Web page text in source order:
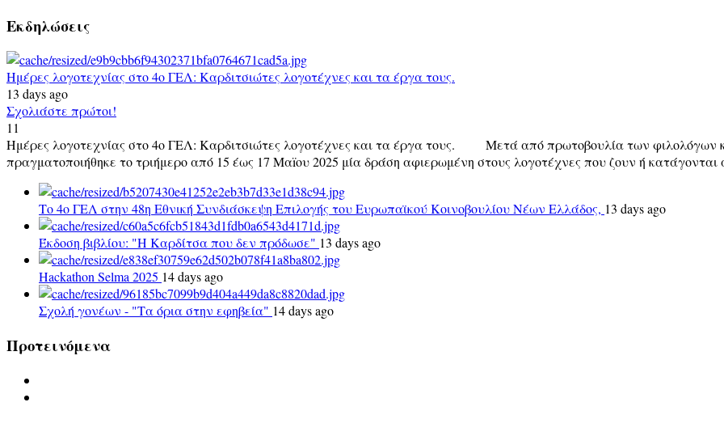
Εκδηλώσεις
Ημέρες λογοτεχνίας στο 4ο ΓΕΛ: Καρδιτσιώτες λογοτέχνες και τα έργα τους.
13 days ago
Σχολιάστε πρώτοι!
11
Ημέρες λογοτεχνίας στο 4ο ΓΕΛ: Καρδιτσιώτες λογοτέχνες και τα έργα τους. Μετά από πρωτοβουλία των φιλολόγων
πραγματοποιήθηκε το τριήμερο από 15 έως 17 Μαïου 2025 μία δράση αφιερωμένη στους λογοτέχνες που ζουν ή κατάγονται
Το 4ο ΓΕΛ στην 48η Εθνική Συνδιάσκεψη Επιλογής του Ευρωπαϊκού Κοινοβουλίου Νέων Ελλάδος, 13 days ago
Έκδοση βιβλίου: "Η Καρδίτσα που δεν πρόδωσε" 13 days ago
Hackathon Selma 2025 14 days ago
Σχολή γονέων - "Τα όρια στην εφηβεία" 14 days ago
Προτεινόμενα